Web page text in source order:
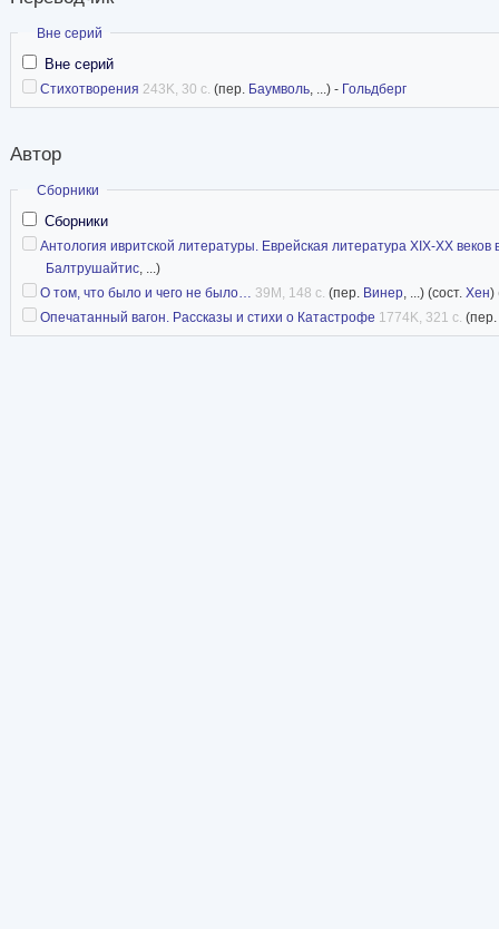
Скрыть
Вне серий
Вне серий
Стихотворения 243K, 30 с. (пер. Баумволь, ...) - Гольдберг
Автор
Скрыть
Сборники
Сборники
Антология ивритской литературы. Еврейская литература XIX-XX веков
Балтрушайтис, ...)
О том, что было и чего не было… 39M, 148 с. (пер. Винер, ...) (сост. Хен)
Опечатанный вагон. Рассказы и стихи о Катастрофе 1774K, 321 с. (пер.